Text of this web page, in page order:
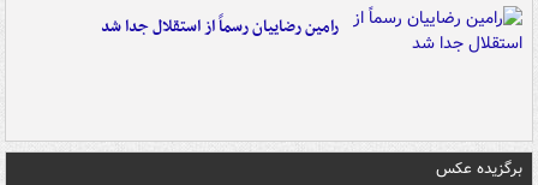
رامین رضاییان رسماً از استقلال جدا شد
برگزیده عکس